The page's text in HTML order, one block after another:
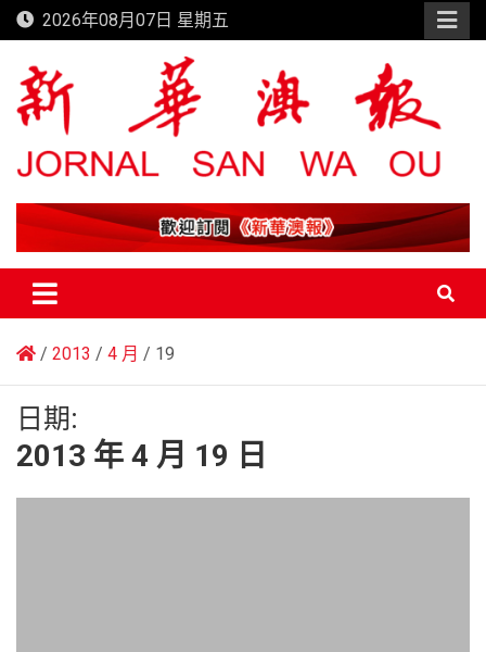
Skip
to
content
2026年08月07日 星期五
新華澳報
2013 4 月 19
日期:
2013 年 4 月 19 日